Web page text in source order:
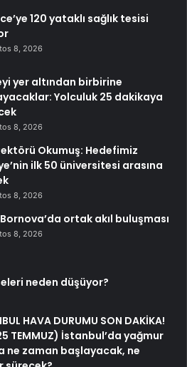
120 yataklı sağlık tesisi
8, 2026
yer altından birbirine
Yolculuk 25 dakikaya
8, 2026
Okumuş: Hedefimiz
ilk 50 üniversitesi arasına
8, 2026
ortak akıl buluşması
8, 2026
neden düşüyor?
HAVA DURUMU SON DAKİKA!
TEMMUZ) İstanbul’da yağmur
ne zaman başlayacak, ne